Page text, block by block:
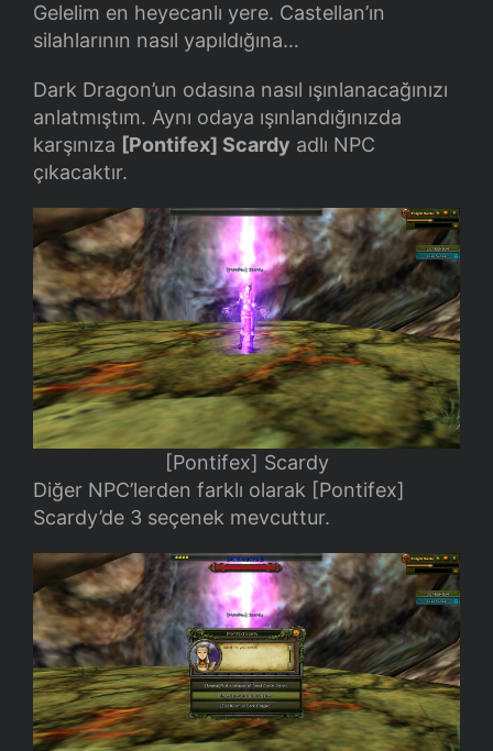
Gelelim en heyecanlı yere. Castellan’ın
silahlarının nasıl yapıldığına…
Dark Dragon’un odasına nasıl ışınlanacağınızı
anlatmıştım. Aynı odaya ışınlandığınızda
karşınıza [Pontifex] Scardy adlı NPC
çıkacaktır.
[Pontifex] Scardy
Diğer NPC’lerden farklı olarak [Pontifex]
Scardy’de 3 seçenek mevcuttur.